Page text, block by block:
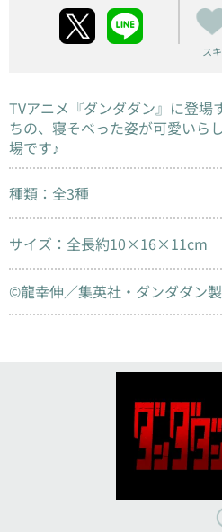
スキ
TVアニメ『ダンダダン』に登場
ちの、寝そべった姿が可愛いら
場です♪
種類：全3種
サイズ：全長約10×16×11cm
©龍幸伸／集英社・ダンダダン